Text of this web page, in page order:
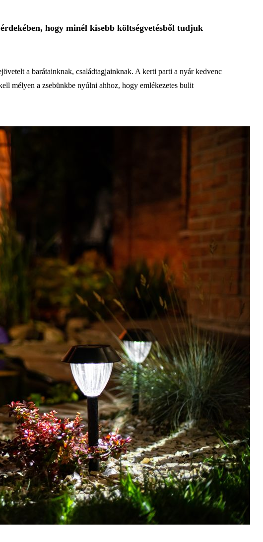
hogy minél kisebb költségvetésből tudjuk
a barátainknak, családtagjainknak. A kerti parti a nyár kedvenc
mélyen a zsebünkbe nyúlni ahhoz, hogy emlékezetes bulit